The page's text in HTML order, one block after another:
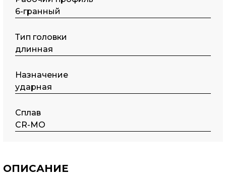
6-гранный
Тип головки
длинная
Назначение
ударная
Сплав
CR-MO
ОПИСАНИЕ